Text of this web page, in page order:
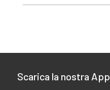
Scarica la nostra App